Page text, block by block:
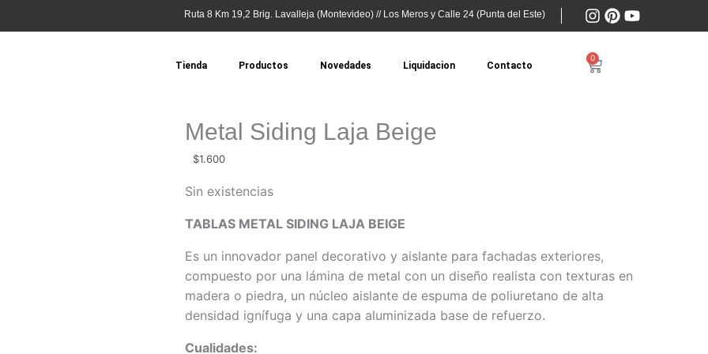
Ruta 8 Km 19,2 Brig. Lavalleja (Montevideo) // Los Meros y Calle 24 (Punta del Este)
I
n
t
a
P
i
Y
o
Tienda Productos Novedades Liquidacion Contacto
0
Cart
Metal Siding Laja Beige
$1.600
Sin existencias
TABLAS METAL SIDING LAJA BEIGE
Es un innovador panel decorativo y aislante para fachadas exteriores,
compuesto por una lámina de metal con un diseño realista con texturas en
madera o piedra, un núcleo aislante de espuma de poliuretano de alta
densidad ignífuga y una capa aluminizada base de refuerzo.
Cualidades: